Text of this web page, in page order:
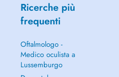
Ricerche più
frequenti
Oftalmologo -
Medico oculista a
Lussemburgo